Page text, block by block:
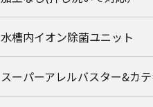
水槽内イオン除菌ユニット
スーパーアレルバスター&カ